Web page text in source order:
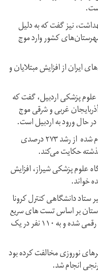
نیز گفت که به دلیل
کشور وارد موج
ایران از افزایش مبتلایان و
پزشکی اردبیل، گفت که
غربی و شرقی موج
حال ورود به اردبیل است.
خبرگزاری مهر نیز نوشت که آمارهای اعلام شده از رشد ۲۷۳ درصدی
علوم پزشکی شیراز، افزایش
خواند.
ستاد دانشگاهی کنترل کرونا
استان بر اساس تست های سریع
برای اولین بار پس از گذشت چهار ماه سه رقمی شده و به ۱۱۰ نفر در یک
نوروزی مخالفت کرده بود
انجام شد.